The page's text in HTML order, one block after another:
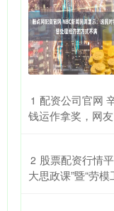
1 配资公司官网
钱运作拿奖，网
2 股票配资行情
大思政课”暨“劳